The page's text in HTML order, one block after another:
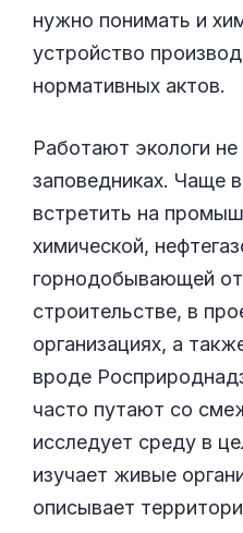
нужно понимать и
устройство
нормативных актов.
Работают экологи не
заповедниках. Чаще
встретить на
химической,
горнодобывающей
строительстве, в
организациях, а
вроде
часто путают со
исследует среду в
изучает живые
описывает